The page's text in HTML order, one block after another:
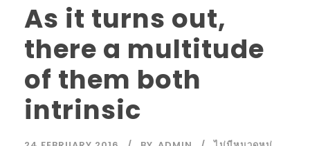
As it turns out,
there a multitude
of them both
intrinsic